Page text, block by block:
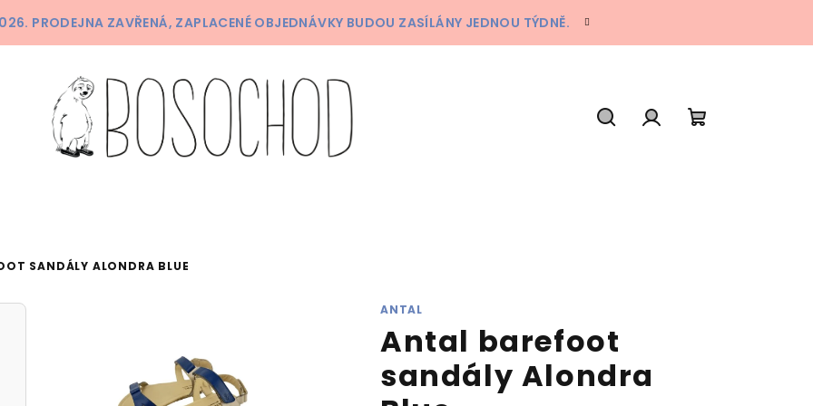
PRODEJNA ZAVŘENÁ, ZAPLACENÉ OBJEDNÁVKY BUDOU ZASÍLÁNY JEDNOU TÝDNĚ.
SANDÁLY ALONDRA BLUE
ANTAL
Antal barefoot
sandály Alondra